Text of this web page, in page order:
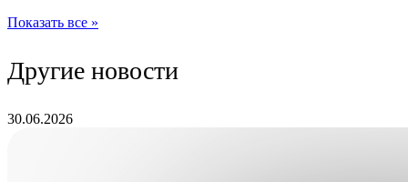
Показать все »
Другие новости
30.06.2026